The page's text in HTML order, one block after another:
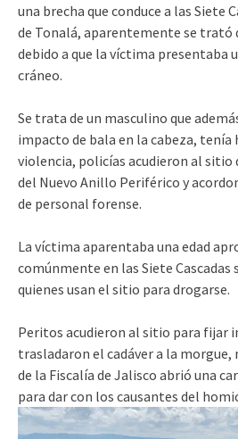
una brecha que conduce a las Siete
de Tonalá, aparentemente se trató
debido a que la víctima presentaba
cráneo.
Se trata de un masculino que
impacto de bala en la cabeza, tenía
violencia, policías acudieron al sitio
del Nuevo Anillo Periférico y
de personal forense.
La víctima aparentaba una edad
comúnmente en las Siete Cascadas
quienes usan el sitio para drogarse.
Peritos acudieron al sitio para fijar
trasladaron el cadáver a la
de la Fiscalía de Jalisco abrió una
para dar con los causantes del